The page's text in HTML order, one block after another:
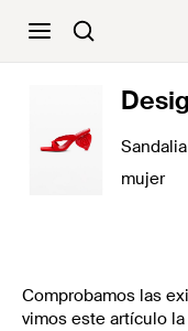
mujer
Comprobamos las
vimos este artículo